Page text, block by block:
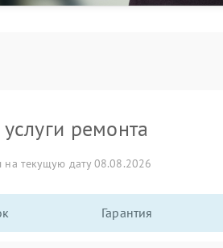
ремонта
на текущую дату 08.08.2026
Гарантия